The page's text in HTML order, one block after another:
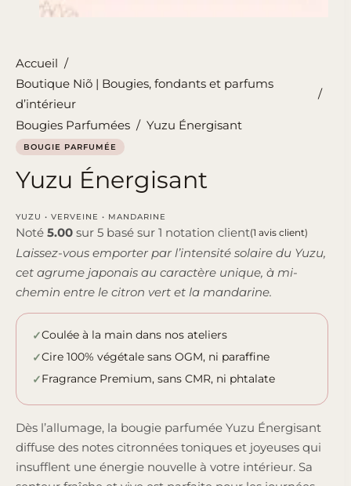
Accueil /
Boutique Niõ | Bougies, fondants et parfums
d’intérieur
/
Bougies Parfumées / Yuzu Énergisant
BOUGIE PARFUMÉE
Yuzu Énergisant
YUZU • VERVEINE • MANDARINE
Noté 5.00 sur 5 basé sur 1 notation client(1 avis client)
Laissez-vous emporter par l’intensité solaire du Yuzu,
cet agrume japonais au caractère unique, à mi-
chemin entre le citron vert et la mandarine.
Coulée à la main dans nos ateliers
Cire 100% végétale sans OGM, ni paraffine
Fragrance Premium, sans CMR, ni phtalate
Dès l’allumage, la bougie parfumée Yuzu Énergisant
diffuse des notes citronnées toniques et joyeuses qui
insufflent une énergie nouvelle à votre intérieur. Sa